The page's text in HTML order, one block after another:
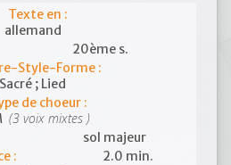
Texte en :
allemand
20ème s.
Style-Forme :
Sacré ; Lied
de choeur :
(3 voix mixtes )
sol majeur
:
2.0 min.